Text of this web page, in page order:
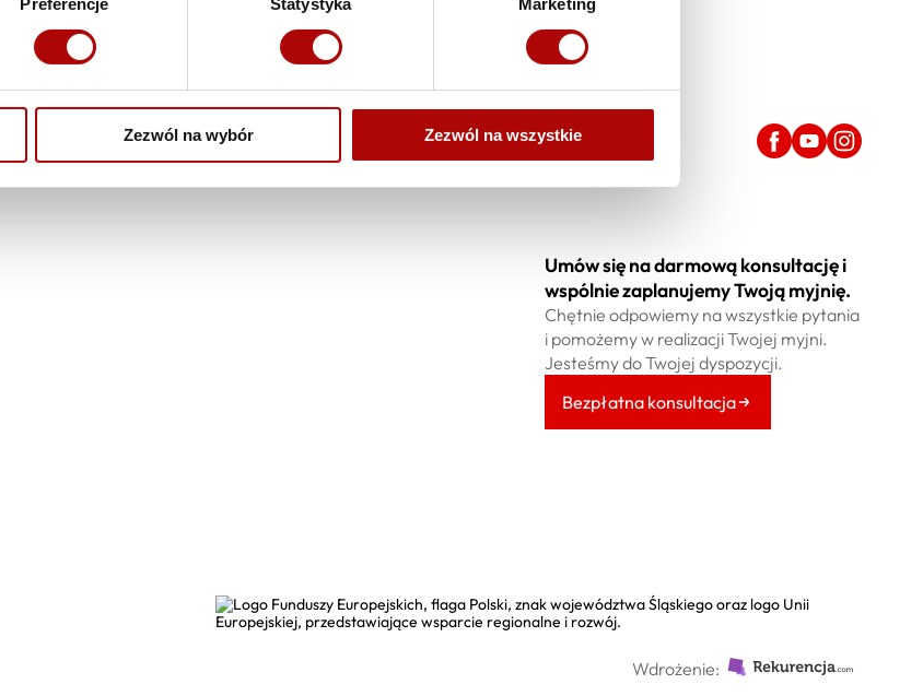
Zezwól na wybór Zezwól na wszystkieObserwuj nas
Umów się na darmową konsultację i
wspólnie zaplanujemy Twoją myjnię.
Chętnie odpowiemy na wszystkie pytania
i pomożemy w realizacji Twojej myjni.
Jesteśmy do Twojej dyspozycji.
Bezpłatna konsultacja
Wdrożenie: